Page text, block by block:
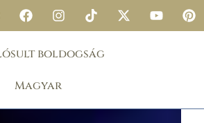
boldogság
Magyar